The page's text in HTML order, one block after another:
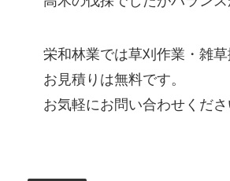
栄和林業では草刈作業・雑
お見積りは無料です。
お気軽にお問い合わせくださ